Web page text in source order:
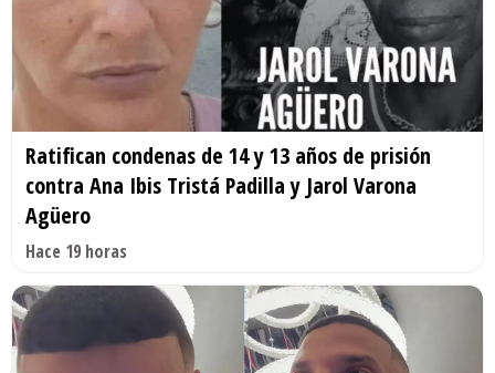
Ratifican condenas de 14 y 13 años de prisión
contra Ana Ibis Tristá Padilla y Jarol Varona
Agüero
Hace 19 horas